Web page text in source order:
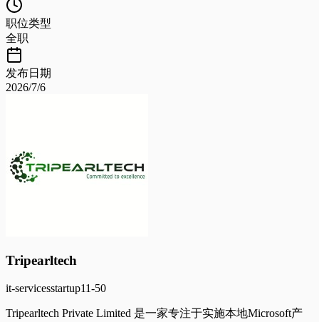
职位类型
全职
发布日期
2026/7/6
Tripearltech
it-servicesstartup11-50
Tripearltech Private Limited 是一家专注于实施本地Microsoft产